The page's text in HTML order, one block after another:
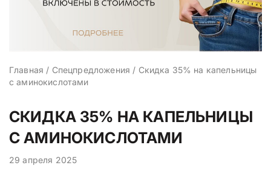
Главная / Спецпредложения / Скидка 35% на капельницы
с аминокислотами
СКИДКА 35% НА КАПЕЛЬНИЦЫ
С АМИНОКИСЛОТАМИ
29 апреля 2025